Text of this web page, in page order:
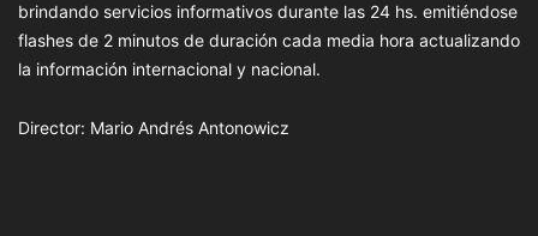
brindando servicios informativos durante las 24 hs. emitiéndose
flashes de 2 minutos de duración cada media hora actualizando
la información internacional y nacional.
Director: Mario Andrés Antonowicz